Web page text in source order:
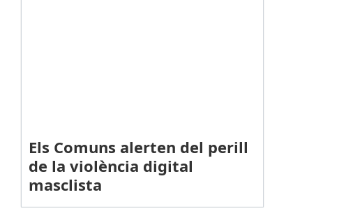
Els Comuns alerten del perill
de la violència digital
masclista